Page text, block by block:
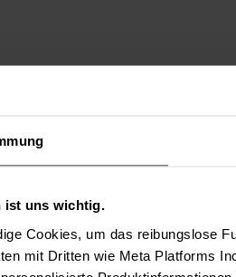
ist uns wichtig.
Cookies, um das reibungslose
mit Dritten wie Meta Platforms